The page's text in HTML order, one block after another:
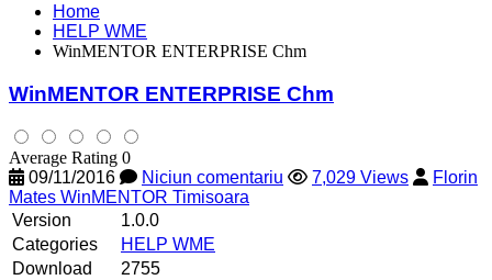
Home
HELP WME
WinMENTOR ENTERPRISE Chm
WinMENTOR ENTERPRISE Chm
Average Rating 0
09/11/2016
Niciun comentariu 7,029 Views
Florin
Mates WinMENTOR Timisoara
Version
1.0.0
Categories
HELP WME
Download
2755